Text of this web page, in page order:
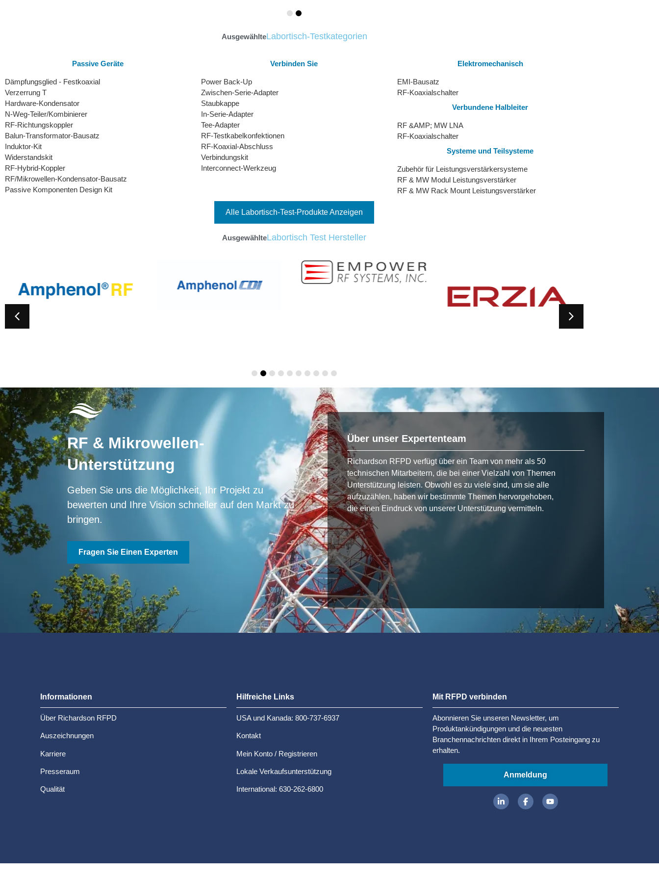
AusgewählteLabortisch-Testkategorien
Passive Geräte
Dämpfungsglied - Festkoaxial
Verzerrung T
Hardware-Kondensator
N-Weg-Teiler/Kombinierer
RF-Richtungskoppler
Balun-Transformator-Bausatz
Induktor-Kit
Widerstandskit
RF-Hybrid-Koppler
RF/Mikrowellen-Kondensator-Bausatz
Passive Komponenten Design Kit
Verbinden Sie
Power Back-Up
Zwischen-Serie-Adapter
Staubkappe
In-Serie-Adapter
Tee-Adapter
RF-Testkabelkonfektionen
RF-Koaxial-Abschluss
Verbindungskit
Interconnect-Werkzeug
Elektromechanisch
EMI-Bausatz
RF-Koaxialschalter
Verbundene Halbleiter
RF &AMP; MW LNA
RF-Koaxialschalter
Systeme und Teilsysteme
Zubehör für Leistungsverstärkersysteme
RF & MW Modul Leistungsverstärker
RF & MW Rack Mount Leistungsverstärker
Alle Labortisch-Test-Produkte Anzeigen
AusgewählteLabortisch Test Hersteller
RF & Mikrowellen-
Unterstützung
Geben Sie uns die Möglichkeit, Ihr Projekt zu
bewerten und Ihre Vision schneller auf den Markt zu
bringen.
Fragen Sie Einen Experten
Über unser Expertenteam
Richardson RFPD verfügt über ein Team von mehr als 50
technischen Mitarbeitern, die bei einer Vielzahl von Themen
Unterstützung leisten. Obwohl es zu viele sind, um sie alle
aufzuzählen, haben wir bestimmte Themen hervorgehoben,
die einen Eindruck von unserer Unterstützung vermitteln.
Informationen
Über Richardson RFPD
Auszeichnungen
Karriere
Presseraum
Qualität
Hilfreiche Links
USA und Kanada: 800-737-6937
Kontakt
Mein Konto / Registrieren
Lokale Verkaufsunterstützung
International: 630-262-6800
Mit RFPD verbinden
Abonnieren Sie unseren Newsletter, um
Produktankündigungen und die neuesten
Branchennachrichten direkt in Ihrem Posteingang zu
erhalten.
Anmeldung